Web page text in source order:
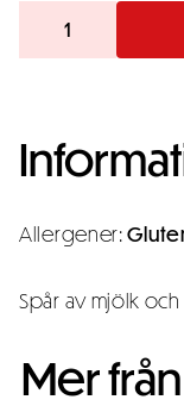
Kanellängd
mängd
Allergener:
Spår av mjölk
Mer